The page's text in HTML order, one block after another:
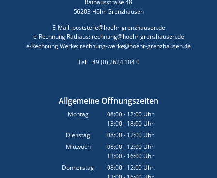
Rathausstraße 48
56203 Höhr-Grenzhausen
E-Mail: poststelle@hoehr-grenzhausen.de
e-Rechnung Rathaus: rechnung@hoehr-grenzhausen.de
e-Rechnung Werke: rechnung-werke@hoehr-grenzhausen.de
Tel: +49 (0) 2624 104 0
Allgemeine Öffnungszeiten
Montag 08:00- 12:00 Uhr
Von 08:00 bis 12:00 Uhr
13:00- 18:00 Uhr
Von 13:00 bis 18:00 Uhr
Dienstag 08:00- 12:00 Uhr
Von 08:00 bis 12:00 Uhr
Mittwoch 08:00- 12:00 Uhr
Von 08:00 bis 12:00 Uhr
13:00- 16:00 Uhr
Von 13:00 bis 16:00 Uhr
Donnerstag 08:00- 12:00 Uhr